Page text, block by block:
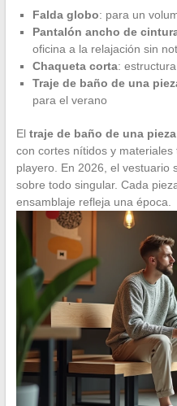
Falda globo: para un
Pantalón ancho de
oficina a la relajación sin
Chaqueta corta:
Traje de baño de una
para el verano
El traje de baño de una pieza
con cortes nítidos y
playero. En 2026, el vestuario
sobre todo singular. Cada
ensamblaje refleja una época.